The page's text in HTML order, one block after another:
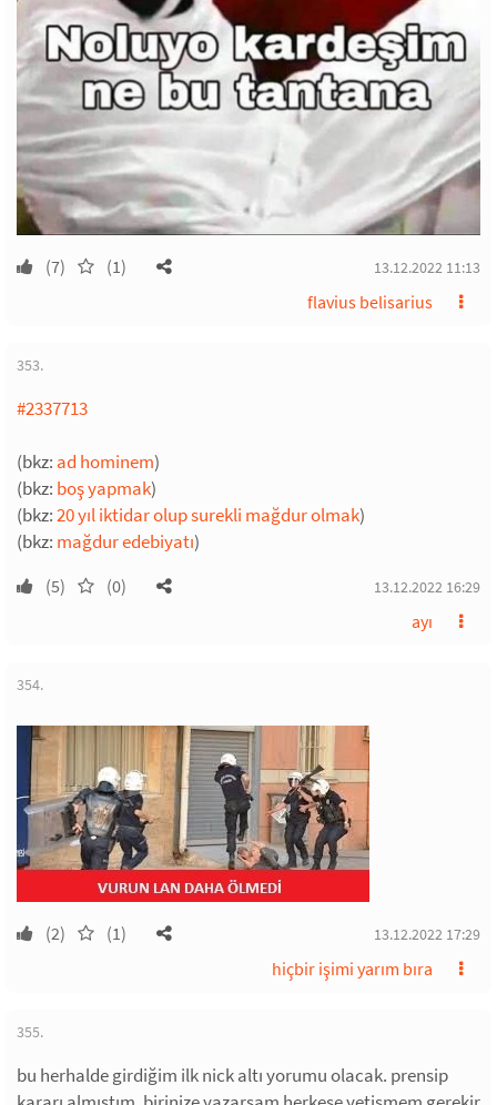
(7) (1) 13.12.2022 11:13
flavius belisarius
353.
#2337713
(bkz: ad hominem)
(bkz: boş yapmak)
(bkz:20 yıl iktidar olup surekli mağdur olmak)
(bkz: mağdur edebiyatı)
(5) (0) 13.12.2022 16:29
ayı
354.
(2) (1) 13.12.2022 17:29
hiçbir işimi yarım bıra
355.
bu herhalde girdiğim ilk nick altı yorumu olacak. prensip